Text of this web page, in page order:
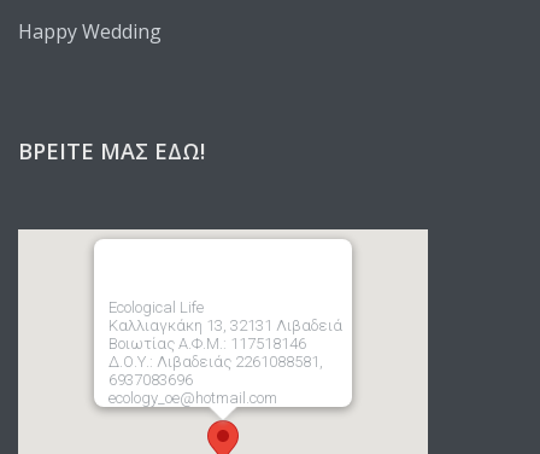
Happy Wedding
ΒΡΕΊΤΕ ΜΑΣ ΕΔΏ!
Ecological Life
Καλλιαγκάκη 13, 32131 Λιβαδειά
Βοιωτίας Α.Φ.Μ.: 117518146
Δ.Ο.Υ.: Λιβαδειάς 2261088581,
6937083696
ecology_oe@hotmail.com